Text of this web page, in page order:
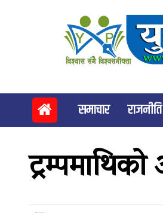
समाचार राजनीति